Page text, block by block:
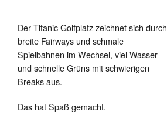
Der Titanic Golfplatz zeichnet sich durch
breite Fairways und schmale
Spielbahnen im Wechsel, viel Wasser
und schnelle Grüns mit schwierigen
Breaks aus.
Das hat Spaß gemacht.